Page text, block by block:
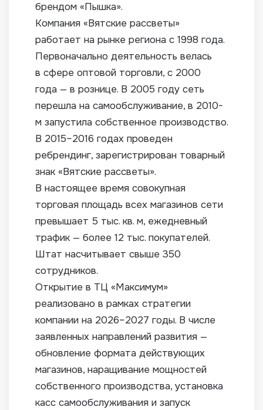
брендом «Пышка».
Компания «Вятские рассветы»
работает на рынке региона с 1998 года.
Первоначально деятельность велась
в сфере оптовой торговли, с 2000
года — в рознице. В 2005 году сеть
перешла на самообслуживание, в 2010-
м запустила собственное производство.
В 2015–2016 годах проведен
ребрендинг, зарегистрирован товарный
знак «Вятские рассветы».
В настоящее время совокупная
торговая площадь всех магазинов сети
превышает 5 тыс. кв. м, ежедневный
трафик — более 12 тыс. покупателей.
Штат насчитывает свыше 350
сотрудников.
Открытие в ТЦ «Максимум»
реализовано в рамках стратегии
компании на 2026–2027 годы. В числе
заявленных направлений развития —
обновление формата действующих
магазинов, наращивание мощностей
собственного производства, установка
касс самообслуживания и запуск